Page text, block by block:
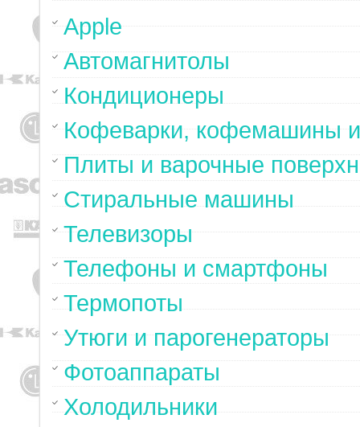
Apple
Автомагнитолы
Кондиционеры
Кофеварки, кофемашины
Плиты и варочные
Стиральные машины
Телевизоры
Телефоны и смартфоны
Термопоты
Утюги и парогенераторы
Фотоаппараты
Холодильники